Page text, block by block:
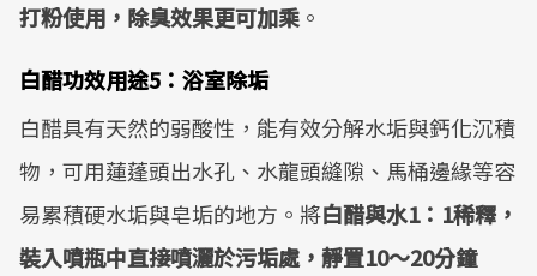
打粉使用，除臭效果更可加乘 。
白醋功效用途5：浴室除垢
白醋具有天然的弱酸性，能有效分解水垢與鈣化沉積
物，可用蓮蓬頭出水孔、水龍頭縫隙、馬桶邊緣等容
易累積硬水垢與皂垢的地方。將白醋與水1：1稀釋，
裝入噴瓶中直接噴灑於污垢處，靜置10～20分鐘